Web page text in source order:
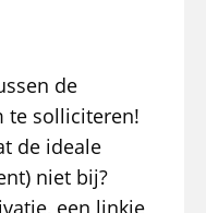
de
te solliciteren!
de ideale
niet bij?
een linkje